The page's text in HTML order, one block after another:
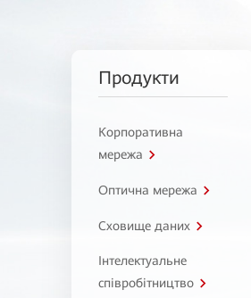
Продукти
Корпоративна
мережа
Оптична мережа
Сховище даних
Інтелектуальне
співробітництво